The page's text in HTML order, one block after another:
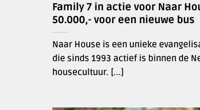
Family 7 in actie voor Naar
50.000,- voor een nieuwe bus
Naar House is een unieke
die sinds 1993 actief is binnen de
housecultuur. [...]